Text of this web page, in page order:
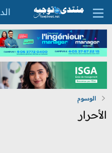
الوسوم
الأحرار